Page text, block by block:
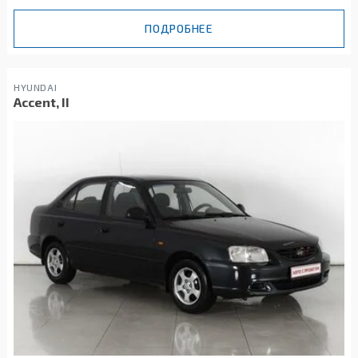
ПОДРОБНЕЕ
HYUNDAI
Accent, II